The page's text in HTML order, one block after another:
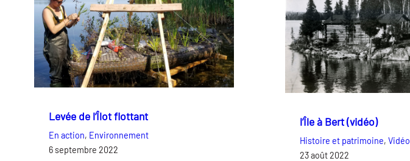
Levée de l’Îlot flottant
En action, Environnement
6 septembre 2022
l’Île à Bert (vidéo)
Histoire et patrimoine, Vidéo
23 août 2022